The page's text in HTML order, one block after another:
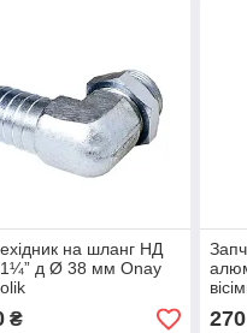
на шланг НД
1¼” д Ø 38 мм Onay
₴ 270